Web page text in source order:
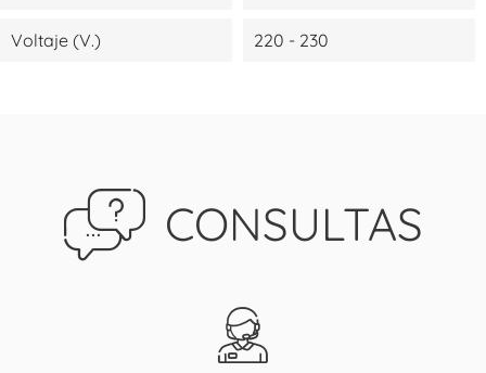
Voltaje (V.) 220 - 230
CONSULTAS